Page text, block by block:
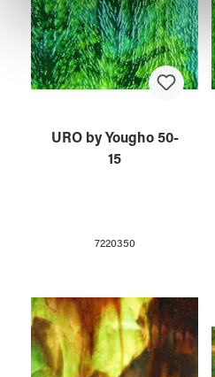
weiteren Daten zusammen,
haben oder die sie im
gesammelt haben.
URO by Yougho 50-
15
7220350